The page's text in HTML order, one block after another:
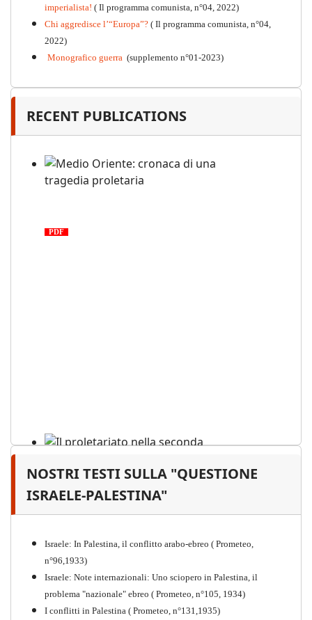
imperialista! ( Il programma comunista, n°04, 2022)
Chi aggredisce l’“Europa”? ( Il programma comunista, n°04,
2022)
Monografico guerra (supplemento n°01-2023)
RECENT PUBLICATIONS
PDF
Il proletariato nella seconda
guerra mondiale e nella
NOSTRI TESTI SULLA "QUESTIONE
ISRAELE-PALESTINA"
Israele: In Palestina, il conflitto arabo-ebreo ( Prometeo,
n°96,1933)
Israele: Note internazionali: Uno sciopero in Palestina, il
problema "nazionale" ebreo ( Prometeo, n°105, 1934)
I conflitti in Palestina ( Prometeo, n°131,1935)